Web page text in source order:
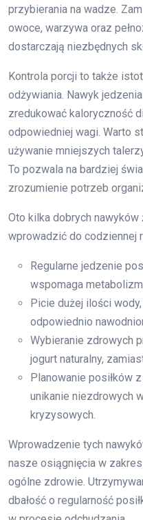
przybierania na wadze.
owoce, warzywa oraz
dostarczają niezbędnych
Kontrola porcji to także
odżywiania. Nawyk
zredukować kaloryczność
odpowiedniej wagi. Warto
używanie mniejszych
To pozwala na bardziej
zrozumienie potrzeb
Oto kilka dobrych
wprowadzić do codziennej
Regularne jedzenie
wspomaga metabolizm.
Picie dużej ilości
odpowiednio
Wybieranie zdrowych
jogurt naturalny,
Planowanie posiłków
unikanie niezdrowych
kryzysowych.
Wprowadzenie tych
nasze osiągnięcia w
ogólne zdrowie.
dbałość o regularność